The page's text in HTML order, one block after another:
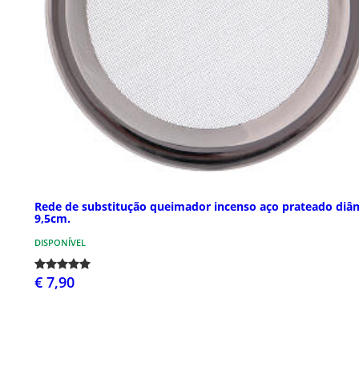
Rede de substitução queimador incenso aço prateado
9,5cm.
DISPONÍVEL
€ 7,90